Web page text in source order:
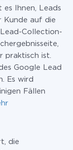
Ihnen, Leads
Kunde auf die
Collection-
praktisch ist.
Google Lead
Es wird
Fällen
die